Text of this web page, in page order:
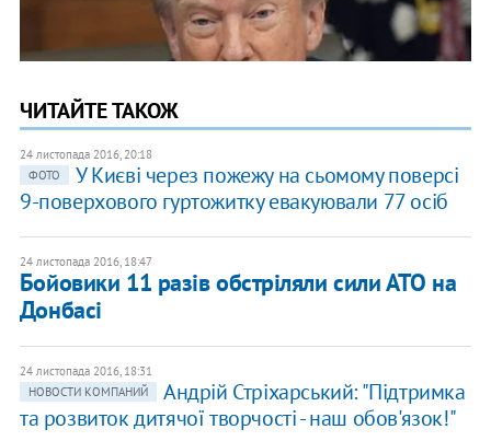
ЧИТАЙТЕ ТАКОЖ
24 листопада 2016, 20:18
ФОТО
У Києві через пожежу на сьомому поверсі
9-поверхового гуртожитку евакуювали 77 осіб
24 листопада 2016, 18:47
Бойовики 11 разів обстріляли сили АТО на
Донбасі
24 листопада 2016, 18:31
НОВОСТИ КОМПАНИЙ
Андрій Стріхарський: "Підтримка
та розвиток дитячої творчості - наш обов'язок!"